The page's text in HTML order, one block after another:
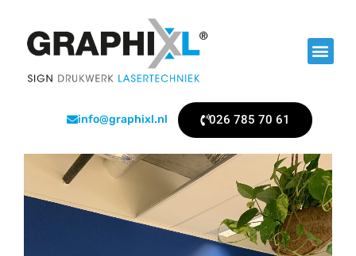
info@graphixl.nl 026 785 70 61